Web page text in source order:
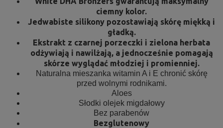
ciemny kolor.
Jedwabiste silikony pozostawiają skórę miękką i
gładką.
Ekstrakt z czarnej porzeczki i zielona herbata
odżywiają i nawilżają, a jednocześnie pomagają
skórze wyglądać młodziej i promienniej.
Naturalna mieszanka witamin A i E chronić skórę
przed wolnymi rodnikami.
Aloes
Słodki olejek migdałowy
Bez parabenów
Bezglutenowy